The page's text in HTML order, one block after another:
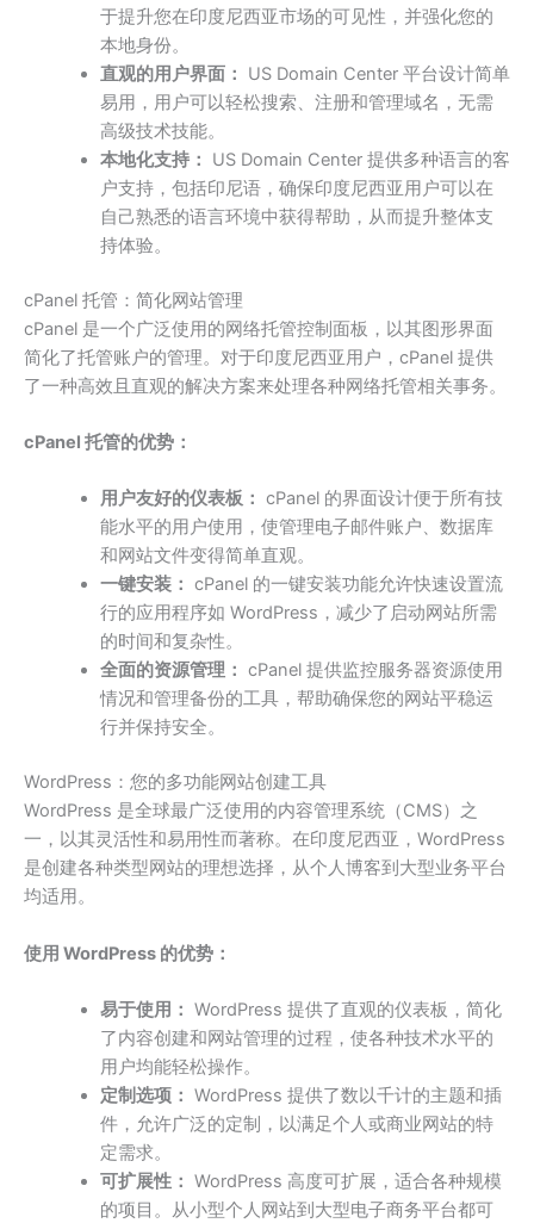
于提升您在印度尼西亚市场的可见性，并强化您的
本地身份。
直观的用户界面：
US Domain Center 平台设计简单
易用，用户可以轻松搜索、注册和管理域名，无需
高级技术技能。
本地化支持：
US Domain Center 提供多种语言的客
户支持，包括印尼语，确保印度尼西亚用户可以在
自己熟悉的语言环境中获得帮助，从而提升整体支
持体验。
cPanel 托管：简化网站管理
cPanel 是一个广泛使用的网络托管控制面板，以其图形界面
简化了托管账户的管理。对于印度尼西亚用户，cPanel 提供
了一种高效且直观的解决方案来处理各种网络托管相关事务。
cPanel 托管的优势：
用户友好的仪表板： cPanel 的界面设计便于所有技
能水平的用户使用，使管理电子邮件账户、数据库
和网站文件变得简单直观。
一键安装： cPanel 的一键安装功能允许快速设置流
行的应用程序如 WordPress，减少了启动网站所需
的时间和复杂性。
全面的资源管理： cPanel 提供监控服务器资源使用
情况和管理备份的工具，帮助确保您的网站平稳运
行并保持安全。
WordPress：您的多功能网站创建工具
WordPress 是全球最广泛使用的内容管理系统（CMS）之
一，以其灵活性和易用性而著称。在印度尼西亚，WordPress
是创建各种类型网站的理想选择，从个人博客到大型业务平台
均适用。
使用 WordPress 的优势：
易于使用： WordPress 提供了直观的仪表板，简化
了内容创建和网站管理的过程，使各种技术水平的
用户均能轻松操作。
定制选项： WordPress 提供了数以千计的主题和插
件，允许广泛的定制，以满足个人或商业网站的特
定需求。
可扩展性： WordPress 高度可扩展，适合各种规模
的项目。从小型个人网站到大型电子商务平台都可